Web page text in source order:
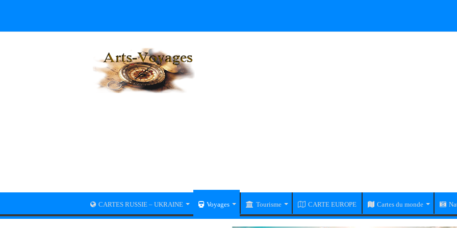
CARTES RUSSIE – UKRAINE Voyages Tourisme CARTE EUROPE Cartes du monde